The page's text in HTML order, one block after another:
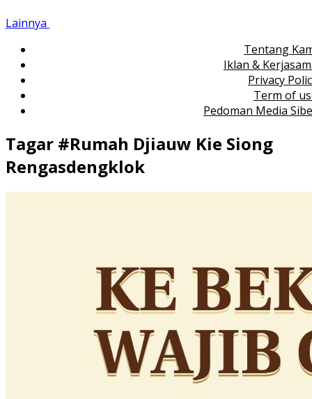
Lainnya
Tentang
Iklan &
Privacy
Term of
Pedoman Media
Tagar #Rumah Djiauw Kie Siong
Rengasdengklok